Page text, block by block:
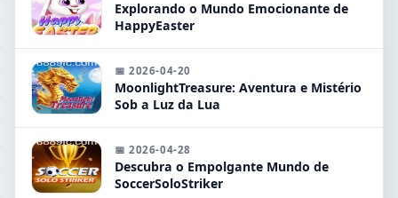
Explorando o Mundo Emocionante de
HappyEaster
📅 2026-04-20
MoonlightTreasure: Aventura e Mistério
Sob a Luz da Lua
📅 2026-04-28
Descubra o Empolgante Mundo de
SoccerSoloStriker